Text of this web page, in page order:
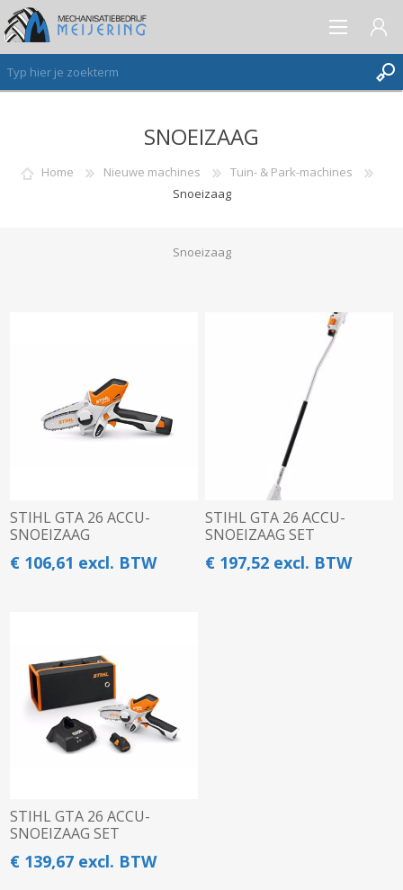
AANMELDEN ALS NIEUWE KLANT
INLOGGEN
SNOEIZAAG
Home Nieuwe machines
Tuin- & Park-machines
Snoeizaag
Snoeizaag
STIHL GTA 26 ACCU-
SNOEIZAAG
€ 106,61 excl. BTW
STIHL GTA 26 ACCU-
SNOEIZAAG SET
€ 197,52 excl. BTW
STIHL GTA 26 ACCU-
SNOEIZAAG SET
€ 139,67 excl. BTW